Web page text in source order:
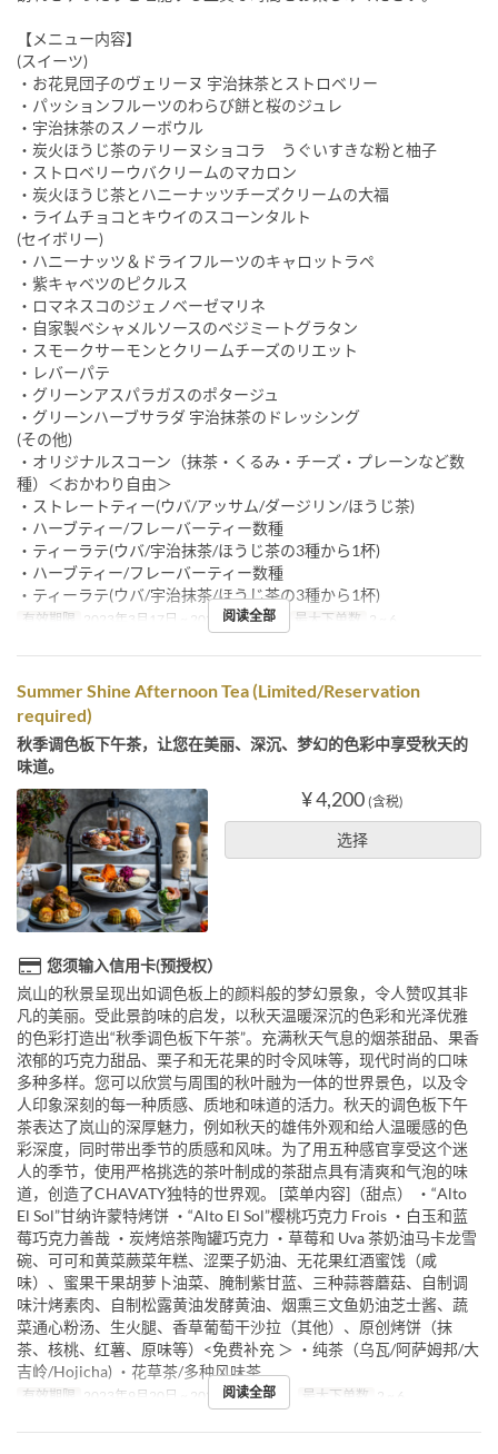
【メニュー内容】
(スイーツ)
・お花見団子のヴェリーヌ 宇治抹茶とストロベリー
・パッションフルーツのわらび餅と桜のジュレ
・宇治抹茶のスノーボウル
・炭火ほうじ茶のテリーヌショコラ うぐいすきな粉と柚子
・ストロベリーウバクリームのマカロン
・炭火ほうじ茶とハニーナッツチーズクリームの大福
・ライムチョコとキウイのスコーンタルト
(セイボリー)
・ハニーナッツ＆ドライフルーツのキャロットラペ
・紫キャベツのピクルス
・ロマネスコのジェノベーゼマリネ
・自家製ベシャメルソースのベジミートグラタン
・スモークサーモンとクリームチーズのリエット
・レバーパテ
・グリーンアスパラガスのポタージュ
・グリーンハーブサラダ 宇治抹茶のドレッシング
(その他)
・オリジナルスコーン（抹茶・くるみ・チーズ・プレーンなど数
種）＜おかわり自由＞
・ストレートティー(ウバ/アッサム/ダージリン/ほうじ茶)
・ハーブティー/フレーバーティー数種
・ティーラテ(ウバ/宇治抹茶/ほうじ茶の3種から1杯)
・ハーブティー/フレーバーティー数種
・ティーラテ(ウバ/宇治抹茶/ほうじ茶の3種から1杯)
有效期限 2023年3月17日 ~ 2023年5月31日 最大下单数 2 ~ 6
阅读全部
Summer Shine Afternoon Tea (Limited/Reservation
required)
秋季调色板下午茶，让您在美丽、深沉、梦幻的色彩中享受秋天的
味道。
¥ 4,200 (含税)
选择
您须输入信用卡(预授权）
岚山的秋景呈现出如调色板上的颜料般的梦幻景象，令人赞叹其非
凡的美丽。受此景韵味的启发，以秋天温暖深沉的色彩和光泽优雅
的色彩打造出“秋季调色板下午茶”。充满秋天气息的烟茶甜品、果香
浓郁的巧克力甜品、栗子和无花果的时令风味等，现代时尚的口味
多种多样。您可以欣赏与周围的秋叶融为一体的世界景色，以及令
人印象深刻的每一种质感、质地和味道的活力。秋天的调色板下午
茶表达了岚山的深厚魅力，例如秋天的雄伟外观和给人温暖感的色
彩深度，同时带出季节的质感和风味。为了用五种感官享受这个迷
人的季节，使用严格挑选的茶叶制成的茶甜点具有清爽和气泡的味
道，创造了CHAVATY独特的世界观。 [菜单内容]（甜点） ・“Alto
El Sol”甘纳许蒙特烤饼 ・“Alto El Sol”樱桃巧克力 Frois ・白玉和蓝
莓巧克力善哉 ・炭烤焙茶陶罐巧克力 ・草莓和 Uva 茶奶油马卡龙雪
碗、可可和黄菜蕨菜年糕、涩栗子奶油、无花果红酒蜜饯（咸
味）、蜜果干果胡萝卜油菜、腌制紫甘蓝、三种蒜蓉蘑菇、自制调
味汁烤素肉、自制松露黄油发酵黄油、烟熏三文鱼奶油芝士酱、蔬
菜通心粉汤、生火腿、香草葡萄干沙拉（其他）、原创烤饼（抹
茶、核桃、红薯、原味等）<免费补充 ＞ ・纯茶（乌瓦/阿萨姆邦/大
吉岭/Hojicha) ・花草茶/多种风味茶
有效期限 2023年9月20日 ~ 2023年12月14日 最大下单数 2 ~ 6
阅读全部